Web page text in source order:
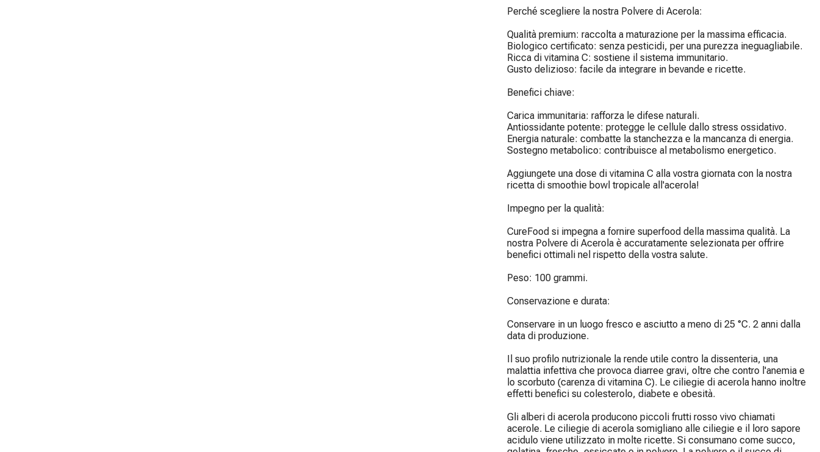
Perché scegliere la nostra Polvere di Acerola:
Qualità premium: raccolta a maturazione per la massima efficacia.
Biologico certificato: senza pesticidi, per una purezza ineguagliabile.
Ricca di vitamina C: sostiene il sistema immunitario.
Gusto delizioso: facile da integrare in bevande e ricette.
Benefici chiave:
Carica immunitaria: rafforza le difese naturali.
Antiossidante potente: protegge le cellule dallo stress ossidativo.
Energia naturale: combatte la stanchezza e la mancanza di energia.
Sostegno metabolico: contribuisce al metabolismo energetico.
Aggiungete una dose di vitamina C alla vostra giornata con la nostra
ricetta di smoothie bowl tropicale all'acerola!
Impegno per la qualità:
CureFood si impegna a fornire superfood della massima qualità. La
nostra Polvere di Acerola è accuratamente selezionata per offrire
benefici ottimali nel rispetto della vostra salute.
Peso: 100 grammi.
Conservazione e durata:
Conservare in un luogo fresco e asciutto a meno di 25 °C. 2 anni dalla
data di produzione.
Il suo profilo nutrizionale la rende utile contro la dissenteria, una
malattia infettiva che provoca diarree gravi, oltre che contro l'anemia e
lo scorbuto (carenza di vitamina C). Le ciliegie di acerola hanno inoltre
effetti benefici su colesterolo, diabete e obesità.
Gli alberi di acerola producono piccoli frutti rosso vivo chiamati
acerole. Le ciliegie di acerola somigliano alle ciliegie e il loro sapore
acidulo viene utilizzato in molte ricette. Si consumano come succo,